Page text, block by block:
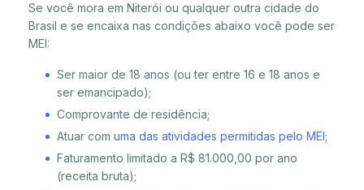
Se você mora em Niterói ou qualquer outra cidade do
Brasil e se encaixa nas condições abaixo você pode ser
MEI:
Ser maior de 18 anos (ou ter entre 16 e 18 anos e
ser emancipado);
Comprovante de residência;
Atuar com uma das atividades permitidas pelo MEI;
Faturamento limitado a R$ 81.000,00 por ano
(receita bruta);